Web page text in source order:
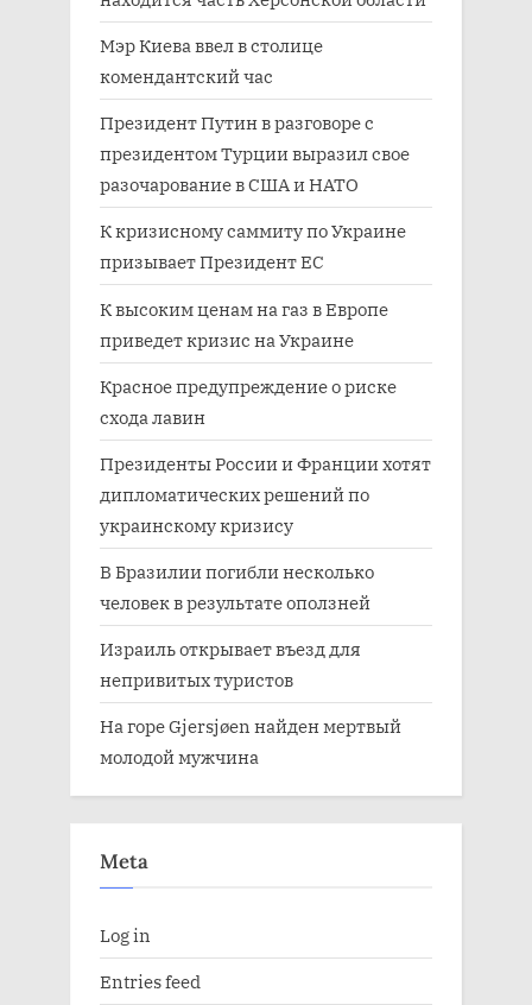
Мэр Киева ввел в столице
комендантский час
Президент Путин в разговоре с
президентом Турции выразил свое
разочарование в США и НАТО
К кризисному саммиту по Украине
призывает Президент ЕС
К высоким ценам на газ в Европе
приведет кризис на Украине
Красное предупреждение о риске
схода лавин
Президенты России и Франции хотят
дипломатических решений по
украинскому кризису
В Бразилии погибли несколько
человек в результате оползней
Израиль открывает въезд для
непривитых туристов
На горе Gjersjøen найден мертвый
молодой мужчина
Meta
Log in
Entries feed